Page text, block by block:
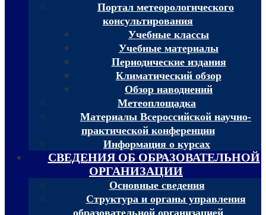
Портал метеорологического
консультирования
Учебные классы
Учебные материалы
Периодические издания
Климатический обзор
Обзор наводнений
Метеоплощадка
Материалы Всероссийской научно-
практической конференции
Информация о курсах
СВЕДЕНИЯ ОБ ОБРАЗОВАТЕЛЬНОЙ
ОРГАНИЗАЦИИ
Основные сведения
Структура и органы управления
образовательной организацией